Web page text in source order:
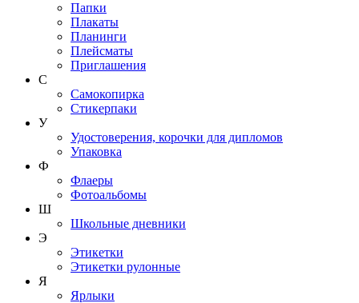
Папки
Плакаты
Планинги
Плейсматы
Приглашения
С
Самокопирка
Стикерпаки
У
Удостоверения, корочки для дипломов
Упаковка
Ф
Флаеры
Фотоальбомы
Ш
Школьные дневники
Э
Этикетки
Этикетки рулонные
Я
Ярлыки